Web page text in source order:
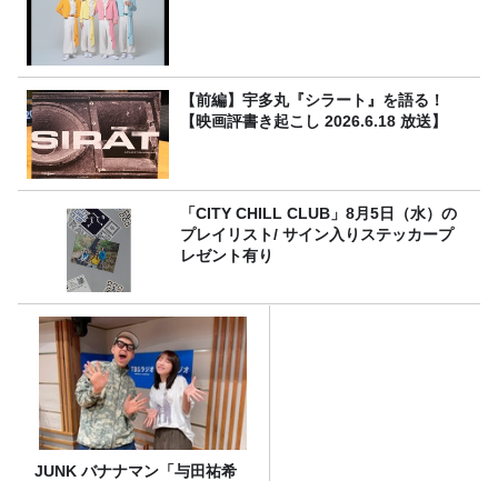
【前編】宇多丸『シラート』を語る！
【映画評書き起こし 2026.6.18 放送】
「CITY CHILL CLUB」8月5日（水）の
プレイリスト/ サイン入りステッカープ
レゼント有り
JUNK バナナマン「与田祐希